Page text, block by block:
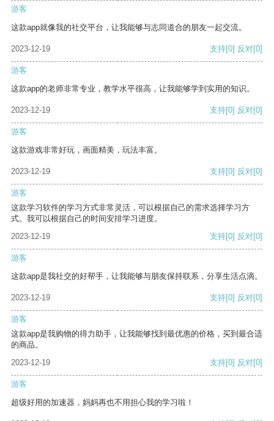
游客
这款app就像我的社交平台，让我能够与志同道合的朋友一起交流。
2023-12-19 支持[0] 反对[0]
游客
这款app的老师非常专业，教学水平很高，让我能够学到实用的知识。
2023-12-19 支持[0] 反对[0]
游客
这款游戏非常好玩，画面精美，玩法丰富。
2023-12-19 支持[0] 反对[0]
游客
这款学习软件的学习方式非常灵活，可以根据自己的需求选择学习方
式。我可以根据自己的时间安排学习进度。
2023-12-19
支持[0] 反对[0]
游客
这款app是我社交的好帮手，让我能够与朋友保持联系，分享生活点滴。
2023-12-19 支持[0] 反对[0]
游客
这款app是我购物的得力助手，让我能够找到最优惠的价格，买到最合适
的商品。
2023-12-19
支持[0] 反对[0]
游客
超级好用的加速器，妈妈再也不用担心我的学习啦！